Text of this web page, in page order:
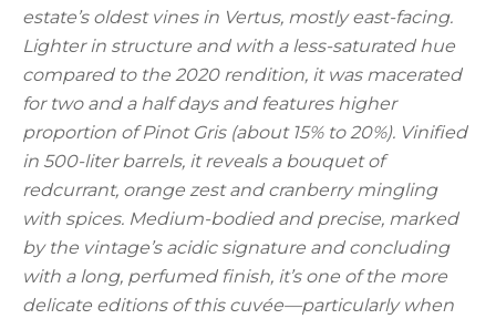
estate’s oldest vines in Vertus, mostly east-facing.
Lighter in structure and with a less-saturated hue
compared to the 2020 rendition, it was macerated
for two and a half days and features higher
proportion of Pinot Gris (about 15% to 20%). Vinified
in 500-liter barrels, it reveals a bouquet of
redcurrant, orange zest and cranberry mingling
with spices. Medium-bodied and precise, marked
by the vintage’s acidic signature and concluding
with a long, perfumed finish, it’s one of the more
delicate editions of this cuvée—particularly when